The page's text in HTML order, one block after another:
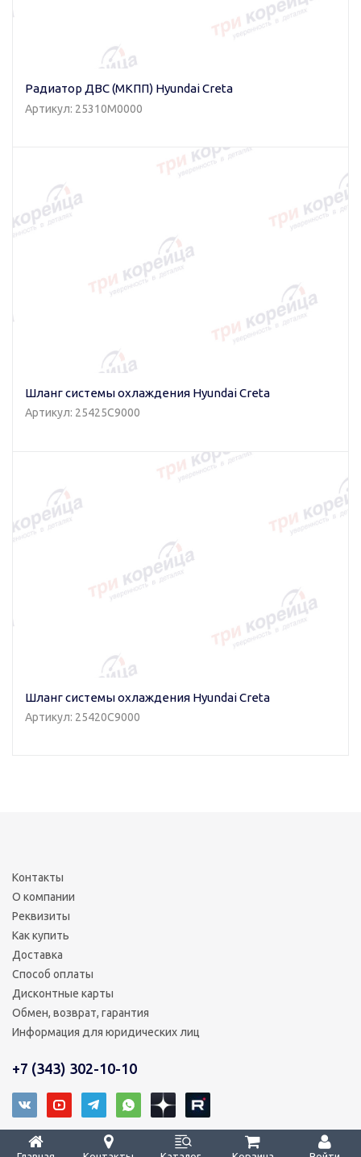
Радиатор ДВС (МКПП) Hyundai Creta
Артикул: 25310M0000
Шланг системы охлаждения Hyundai Creta
Артикул: 25425C9000
Шланг системы охлаждения Hyundai Creta
Артикул: 25420C9000
Контакты
О компании
Реквизиты
Как купить
Доставка
Способ оплаты
Дисконтные карты
Обмен, возврат, гарантия
Информация для юридических лиц
+7 (343) 302-10-10
2008 - 2026 © ТРИ КОРЕЙЦА – уверенность в деталях